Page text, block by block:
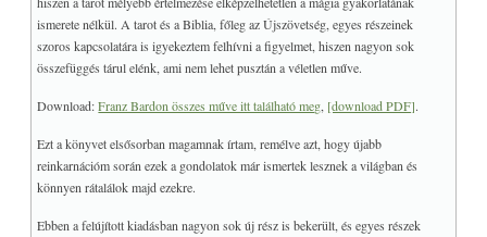
ismerete nélkül. A tarot és a Biblia, főleg az Újszövetség, egyes részeinek
szoros kapcsolatára is igyekeztem felhívni a figyelmet, hiszen nagyon sok
összefüggés tárul elénk, ami nem lehet pusztán a véletlen műve.
Download:Franz Bardon összes műve itt található meg [download PDF].
Ezt a könyvet elsősorban magamnak írtam, remélve azt, hogy újabb
reinkarnációm során ezek a gondolatok már ismertek lesznek a világban és
könnyen rátalálok majd ezekre.
Ebben a felújított kiadásban nagyon sok új rész is bekerült, és egyes részek